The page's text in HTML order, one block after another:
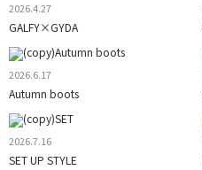
2026.4.27
GALFY×GYDA
2026.6.17
Autumn boots
2026.7.16
SET UP STYLE